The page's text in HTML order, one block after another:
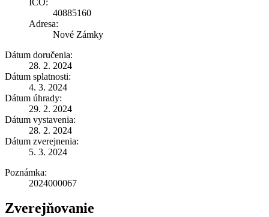
40885160
Adresa:
Nové Zámky
Dátum doručenia:
28. 2. 2024
Dátum splatnosti:
4. 3. 2024
Dátum úhrady:
29. 2. 2024
Dátum vystavenia:
28. 2. 2024
Dátum zverejnenia:
5. 3. 2024
Poznámka:
2024000067
Zverejňovanie